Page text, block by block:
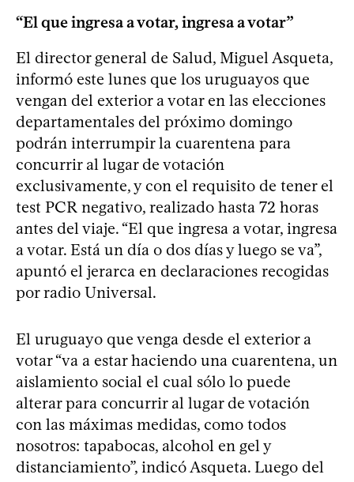
“El que ingresa a votar, ingresa a votar”
El director general de Salud, Miguel Asqueta,
informó este lunes que los uruguayos que
vengan del exterior a votar en las elecciones
departamentales del próximo domingo
podrán interrumpir la cuarentena para
concurrir al lugar de votación
exclusivamente, y con el requisito de tener el
test PCR negativo, realizado hasta 72 horas
antes del viaje. “El que ingresa a votar, ingresa
a votar. Está un día o dos días y luego se va”,
apuntó el jerarca en declaraciones recogidas
por radio Universal.
El uruguayo que venga desde el exterior a
votar “va a estar haciendo una cuarentena, un
aislamiento social el cual sólo lo puede
alterar para concurrir al lugar de votación
con las máximas medidas, como todos
nosotros: tapabocas, alcohol en gel y
distanciamiento”, indicó Asqueta. Luego del